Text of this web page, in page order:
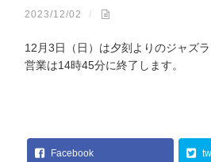
2023/12/02 /
12月3日（日）は夕刻よりのジャズ
営業は14時45分に終了します。
Facebook